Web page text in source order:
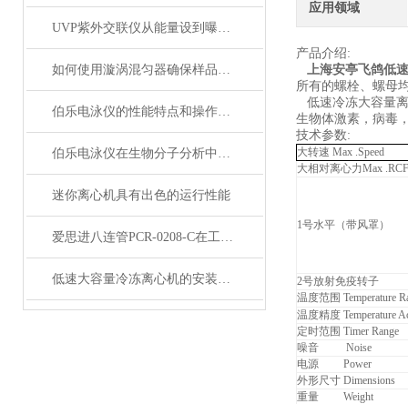
UVP紫外交联仪从能量设到曝光时间控制详解
如何使用漩涡混匀器确保样品均匀混合？
伯乐电泳仪的性能特点和操作注意事项说明
伯乐电泳仪在生物分子分析中的关键作用
迷你离心机具有出色的运行性能
爱思进八连管PCR-0208-C在工业自动化中的应用与优势概述
低速大容量冷冻离心机的安装与维护建议
应用领域
产品介绍:
上海安亭飞鸽低
所有的螺栓、螺母
低速冷冻大容量
生物体激素，病毒
技术参数:
大转速 Max .Speed
大相对离心力Max .RCF
1号水平（带风罩）
2号放射免疫转子
温度范围 Temperature
温度精度 Temperature
定时范围 Timer Range
噪音 Noise
电源 Power
外形尺寸 Dimensions
重量 Weight